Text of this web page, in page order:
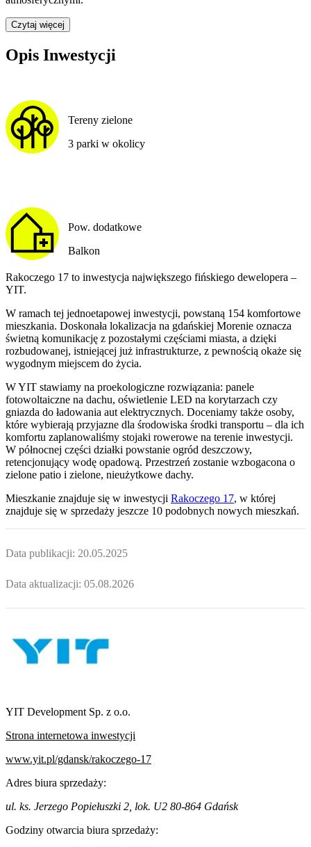
Czytaj więcej
Opis Inwestycji
Tereny zielone
3 parki w okolicy
Pow. dodatkowe
Balkon
Rakoczego 17 to inwestycja największego fińskiego dewelopera –
YIT.
W ramach tej jednoetapowej inwestycji, powstaną 154 komfortowe
mieszkania. Doskonała lokalizacja na gdańskiej Morenie oznacza
świetną komunikację z pozostałymi częściami miasta, a dzięki
rozbudowanej, istniejącej już infrastrukturze, z pewnością okaże się
wygodnym miejscem do życia.
W YIT stawiamy na proekologiczne rozwiązania: panele
fotowoltaiczne na dachu, oświetlenie LED na korytarzach czy
gniazda do ładowania aut elektrycznych. Doceniamy także osoby,
które wybierają przyjazne dla środowiska środki transportu – dla ich
komfortu zaplanowaliśmy stojaki rowerowe na terenie inwestycji.
W północnej części działki powstanie ogród deszczowy,
retencjonujący wodę opadową. Przestrzeń zostanie wzbogacona o
zielone patio i zielone, nieużytkowe dachy.
Mieszkanie znajduje się w inwestycji Rakoczego 17, w której
znajduje się w sprzedaży jeszcze 10 podobnych nowych mieszkań.
Data publikacji: 20.05.2025
Data aktualizacji: 05.08.2026
YIT Development Sp. z o.o.
Strona internetowa inwestycji
www.yit.pl/gdansk/rakoczego-17
Adres biura sprzedaży:
ul. ks. Jerzego Popiełuszki 2, lok. U2 80-864 Gdańsk
Godziny otwarcia biura sprzedaży: